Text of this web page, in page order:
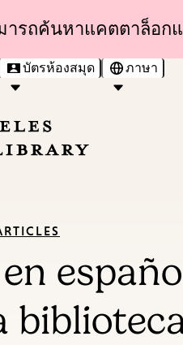
รถค้นหาแคตตาล็อก
บัตรห้องสมุด ภาษา